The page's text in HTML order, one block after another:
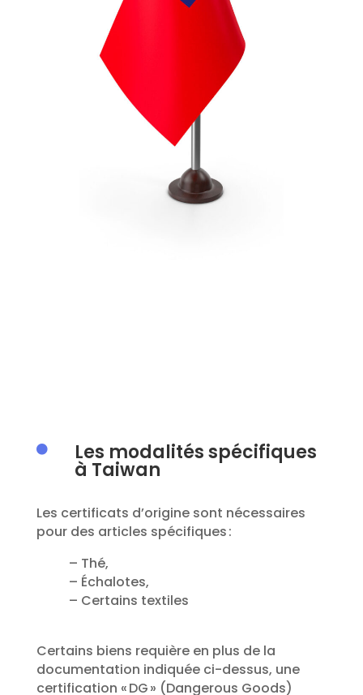
 Les modalités spécifiques
à Taiwan
Les certificats d’origine sont nécessaires
pour des articles spécifiques :
– Thé,
– Échalotes,
– Certains textiles
Certains biens requière en plus de la
documentation indiquée ci-dessus, une
certification « DG » (Dangerous Goods)